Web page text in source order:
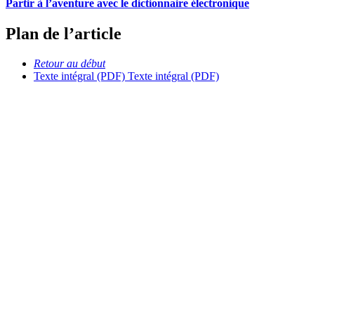
Partir à l’aventure avec le dictionnaire électronique
Plan de l’article
Retour au début
Texte intégral (PDF) Texte intégral (PDF)